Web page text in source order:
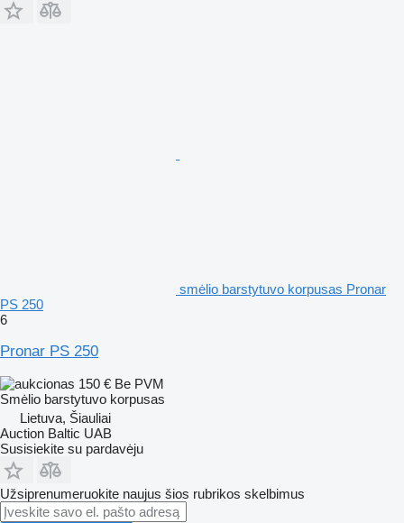
smėlio barstytuvo korpusas Pronar
PS 250
6
Pronar PS 250
150 € Be PVM
Smėlio barstytuvo korpusas
Lietuva, Šiauliai
Auction Baltic UAB
Susisiekite su pardavėju
Užsiprenumeruokite naujus šios rubrikos skelbimus